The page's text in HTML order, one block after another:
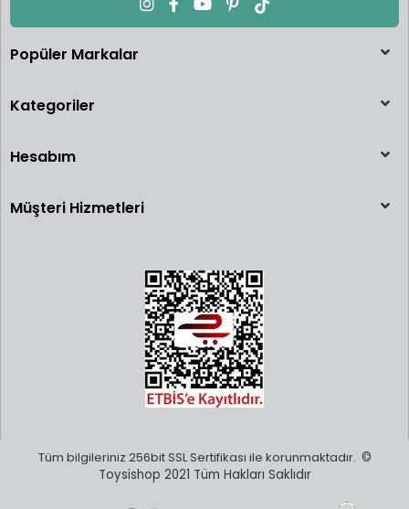
Popüler Markalar
Kategoriler
Hesabım
Müşteri Hizmetleri
Tüm bilgileriniz 256bit SSL Sertifikası ile korunmaktadır. ©
Toysishop 2021 Tüm Hakları Saklıdır